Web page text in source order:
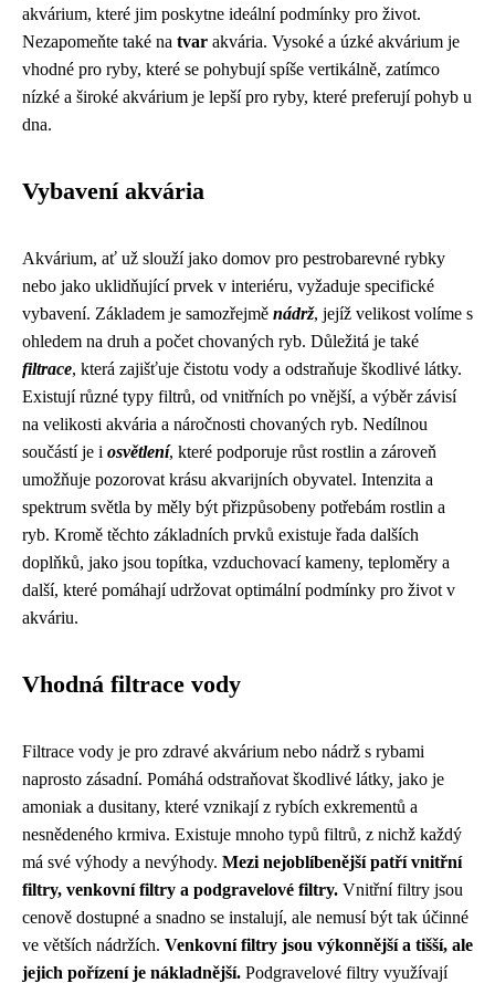
akvárium, které jim poskytne ideální podmínky pro život.
Nezapomeňte také na tvar akvária. Vysoké a úzké akvárium je
vhodné pro ryby, které se pohybují spíše vertikálně, zatímco
nízké a široké akvárium je lepší pro ryby, které preferují pohyb u
dna.
Vybavení akvária
Akvárium, ať už slouží jako domov pro pestrobarevné rybky
nebo jako uklidňující prvek v interiéru, vyžaduje specifické
vybavení. Základem je samozřejmě nádrž, jejíž velikost volíme s
ohledem na druh a počet chovaných ryb. Důležitá je také
filtrace, která zajišťuje čistotu vody a odstraňuje škodlivé látky.
Existují různé typy filtrů, od vnitřních po vnější, a výběr závisí
na velikosti akvária a náročnosti chovaných ryb. Nedílnou
součástí je i osvětlení, které podporuje růst rostlin a zároveň
umožňuje pozorovat krásu akvarijních obyvatel. Intenzita a
spektrum světla by měly být přizpůsobeny potřebám rostlin a
ryb. Kromě těchto základních prvků existuje řada dalších
doplňků, jako jsou topítka, vzduchovací kameny, teploměry a
další, které pomáhají udržovat optimální podmínky pro život v
akváriu.
Vhodná filtrace vody
Filtrace vody je pro zdravé akvárium nebo nádrž s rybami
naprosto zásadní. Pomáhá odstraňovat škodlivé látky, jako je
amoniak a dusitany, které vznikají z rybích exkrementů a
nesnědeného krmiva. Existuje mnoho typů filtrů, z nichž každý
má své výhody a nevýhody. Mezi nejoblíbenější patří vnitřní
filtry, venkovní filtry a podgravelové filtry. Vnitřní filtry jsou
cenově dostupné a snadno se instalují, ale nemusí být tak účinné
ve větších nádržích. Venkovní filtry jsou výkonnější a tišší, ale
jejich pořízení je nákladnější. Podgravelové filtry využívají